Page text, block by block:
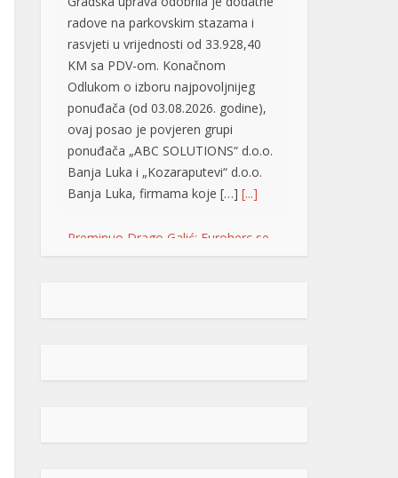
radove na parkovskim stazama i
rasvjeti u vrijednosti od 33.928,40
KM sa PDV-om. Konačnom
Odlukom o izboru najpovoljnijeg
ponuđača (od 03.08.2026. godine),
ovaj posao je povjeren grupi
ponuđača „ABC SOLUTIONS“ d.o.o.
Banja Luka i „Kozaraputevi“ d.o.o.
Banja Luka, firmama koje […] [...]
Preminuo Drago Galić: Euroherc se
oprašta od jednog od svojih
Drago Galić iz Širokog
dugogodišnji rukovodioca u sektoru